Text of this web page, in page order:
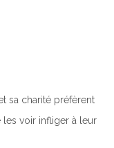
sa charité préfèrent
voir infliger à leur